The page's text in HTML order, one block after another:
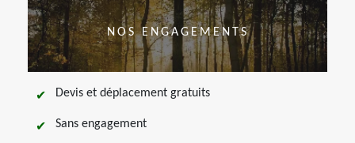
NOS ENGAGEMENTS
Devis et déplacement gratuits
Sans engagement